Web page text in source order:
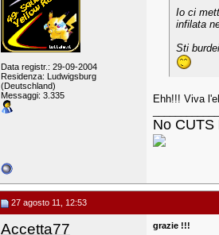
Data registr.: 29-09-2004
Residenza: Ludwigsburg
(Deutschland)
Messaggi: 3.335
Io ci
infilata
Sti
Ehh!!! Viva
No CUTS
27 agosto 11, 12:53
Accetta77 grazie !!!